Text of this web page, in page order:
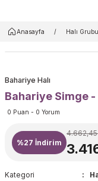
Anasayfa Halı Grubu
Bahariye Halı
Bahariye Simge
0 Puan - 0 Yorum
%27 İndirim
Kategori